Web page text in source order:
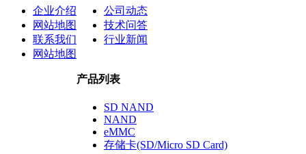
企业介绍
网站地图
联系我们
网站地图
公司动态
技术问答
行业新闻
产品列表
SD NAND
NAND
eMMC
存储卡(SD/Micro SD Card)